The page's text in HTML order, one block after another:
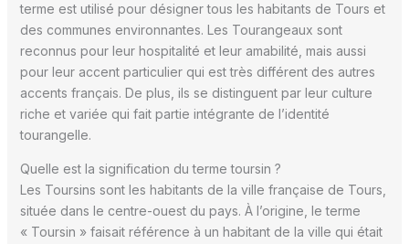
terme est utilisé pour désigner tous les habitants de Tours et
des communes environnantes. Les Tourangeaux sont
reconnus pour leur hospitalité et leur amabilité, mais aussi
pour leur accent particulier qui est très différent des autres
accents français. De plus, ils se distinguent par leur culture
riche et variée qui fait partie intégrante de l’identité
tourangelle.
Quelle est la signification du terme toursin ?
Les Toursins sont les habitants de la ville française de Tours,
située dans le centre-ouest du pays. À l’origine, le terme
« Toursin » faisait référence à un habitant de la ville qui était